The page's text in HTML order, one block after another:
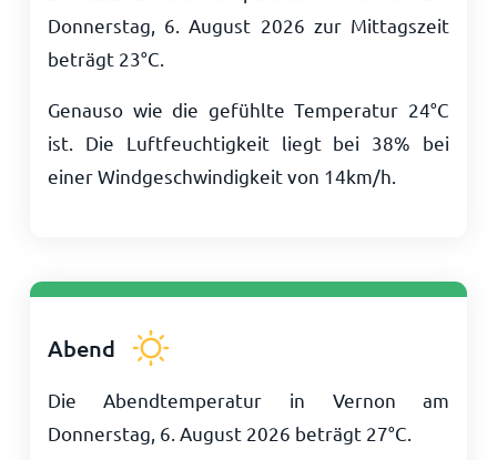
Donnerstag, 6. August 2026 zur Mittagszeit
beträgt 23°C
Genauso wie die gefühlte Temperatur 24°C
ist. Die Luftfeuchtigkeit liegt bei 38% bei
einer Windgeschwindigkeit von 14km/h
Abend
Die Abendtemperatur in Vernon am
Donnerstag, 6. August 2026 beträgt 27°C